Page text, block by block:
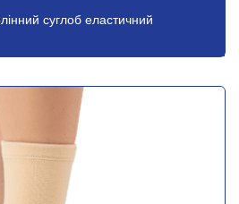
суглоб еластичний